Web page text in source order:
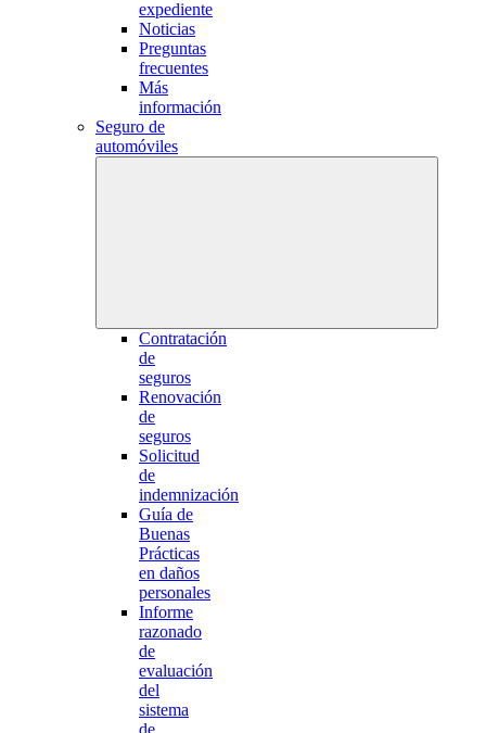
expediente
Noticias
Preguntas
frecuentes
Más
información
Seguro de
automóviles
Contratación
de
seguros
Renovación
de
seguros
Solicitud
de
indemnización
Guía de
Buenas
Prácticas
en daños
personales
Informe
razonado
de
evaluación
del
sistema
de